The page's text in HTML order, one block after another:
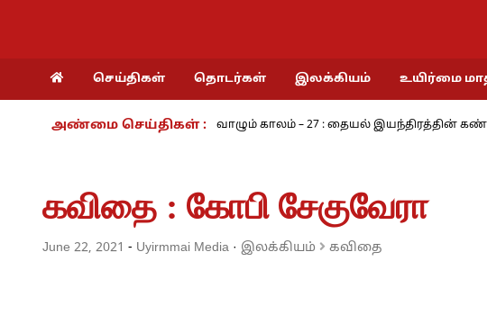
செய்திகள் தொடர்கள் இலக்கியம் உயிர்மை
அண்மை செய்திகள் :
- அ.ராமசாமி நாம் வாழும் காலம் – 27 : தையல் இயந்திரத்தின்
கவிதை : கோபி சேகுவேரா
June 22, 2021 - Uyirmmai Media · இலக்கியம் கவிதை